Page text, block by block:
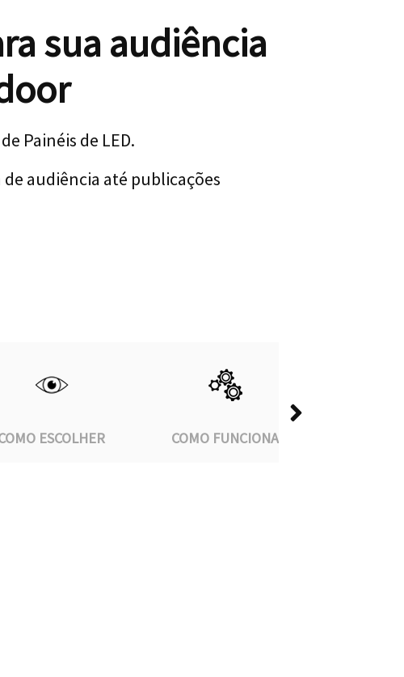
sua audiência
Painéis de LED.
audiência até publicações
ESCOLHER COMO FUNCIONA